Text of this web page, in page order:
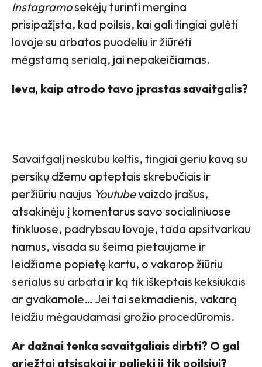
Instagramosekėjų turinti mergina
prisipažįsta, kad poilsis, kai gali tingiai gulėti
lovoje su arbatos puodeliu ir žiūrėti
mėgstamą serialą, jai nepakeičiamas.
Ieva, kaip atrodo tavo įprastas savaitgalis?
Savaitgalį neskubu keltis, tingiai geriu kavą su
persikų džemu apteptais skrebučiais ir
peržiūriu naujus Youtubevaizdo įrašus,
atsakinėju į komentarus savo socialiniuose
tinkluose, padrybsau lovoje, tada apsitvarkau
namus, visada su šeima pietaujame ir
leidžiame popietę kartu, o vakarop žiūriu
serialus su arbata ir ką tik iškeptais keksiukais
ar gvakamole… Jei tai sekmadienis, vakarą
leidžiu mėgaudamasi grožio procedūromis.
Ar dažnai tenka savaitgaliais dirbti? O gal
griežtai atsisakai ir palieki jį tik poilsiui?